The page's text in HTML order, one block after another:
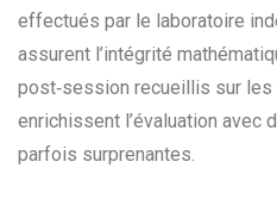
effectués par le laboratoire
assurent l’intégrité
post‑session recueillis sur
enrichissent l’évaluation avec
parfois surprenantes.